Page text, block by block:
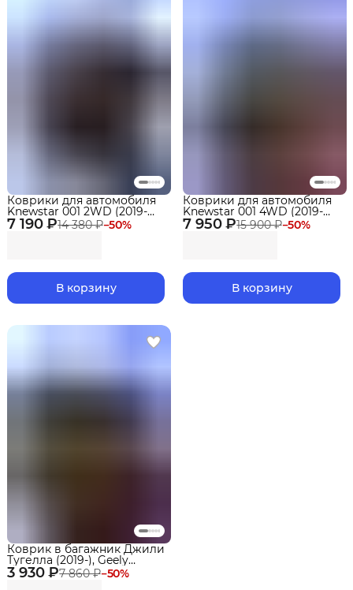
7 190 ₽14 380 ₽−50%
Коврики для автомобиля
Knewstar 001 2WD (2019-
н.в.) Premium в cалон
В корзину
7 950 ₽15 900 ₽−50%
Коврики для автомобиля
Knewstar 001 4WD (2019-
н.в.) Premium в cалон
В корзину
3 930 ₽7 860 ₽−50%
Коврик в багажник Джили
Тугелла (2019-), Geely
Tugella Рестайлинг с
бортиками Эва, Eva